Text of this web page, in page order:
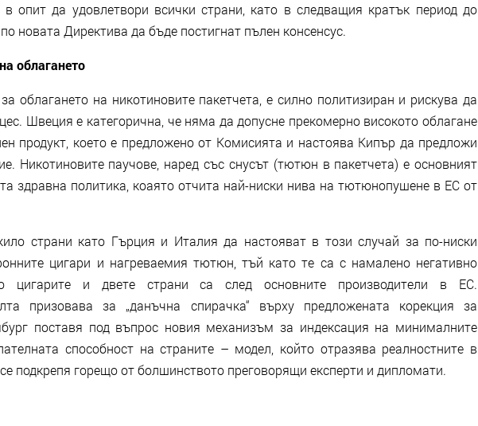
в опит да удовлетвори всички страни, като в следващия кратък период до
новата Директива да бъде постигнат пълен консенсус.
облагането
облагането на никотиновите пакетчета, е силно политизиран и рискува да
Швеция е категорична, че няма да допусне прекомерно високото облагане
продукт, което е предложено от Комисията и настоява Кипър да предложи
Никотиновите паучове, наред със снусът (тютюн в пакетчета) е основният
здравна политика, коаято отчита най-ниски нива на тютюнопушене в ЕС от
страни като Гърция и Италия да настояват в този случай за по-ниски
цигари и нагреваемия тютюн, тъй като те са с намалено негативно
цигарите и двете страни са след основните производители в ЕС.
призовава за „данъчна спирачка“ върху предложената корекция за
поставя под въпрос новия механизъм за индексация на минималните
способност на страните – модел, който отразява реалностните в
подкрепя горещо от болшинството преговорящи експерти и дипломати.